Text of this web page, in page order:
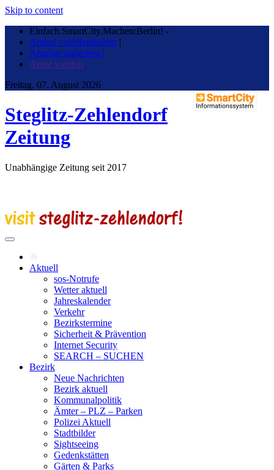
Skip to content
Einfach.SmartCity.Machen:Berlin! -
Artikel veröffentlichen |
Anzeige aufgeben |
Autor werden
Freitag, 07. August 2026
Steglitz-Zehlendorf
Zeitung
Unabhängige Zeitung seit 2017
Aktuell
sos-Notrufe
Wetter aktuell
Jahreskalender
Verkehr
Bezirkstermine
Sicherheit & Prävention
Internet Security
SEARCH – SUCHEN
Bezirk
Neue Nachrichten
Bezirk aktuell
Kommunalpolitik
Ämter – PLZ – Parken
Polizei Aktuell
Stadtbilder
Sightseeing
Gedenkstätten
Gärten & Parks